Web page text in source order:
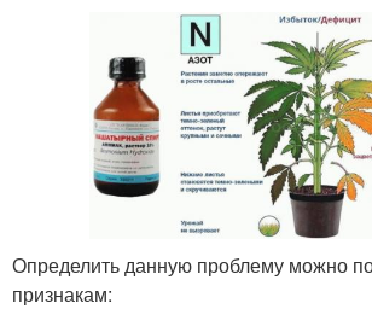
Определить данную проблему можно
признакам: